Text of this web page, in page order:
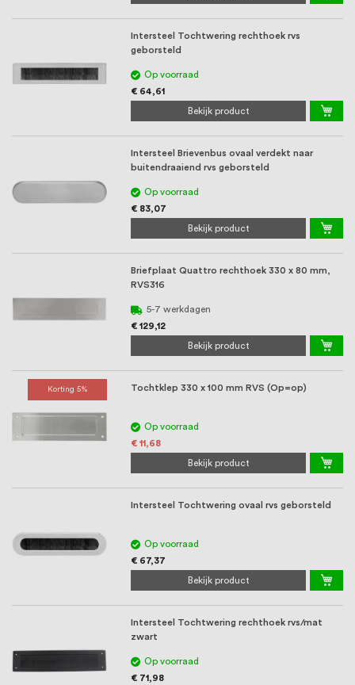
Intersteel Tochtwering rechthoek rvs
geborsteld
Op voorraad
€ 64,61
Bekijk product
Intersteel Brievenbus ovaal verdekt naar
buitendraaiend rvs geborsteld
Op voorraad
€ 83,07
Bekijk product
Briefplaat Quattro rechthoek 330 x 80 mm,
RVS316
5-7 werkdagen
€ 129,12
Bekijk product
Korting 5% Tochtklep 330 x 100 mm RVS (Op=op)
Op voorraad
€ 11,68
Bekijk product
Intersteel Tochtwering ovaal rvs geborsteld
Op voorraad
€ 67,37
Bekijk product
Intersteel Tochtwering rechthoek rvs/mat
zwart
Op voorraad
€ 71,98